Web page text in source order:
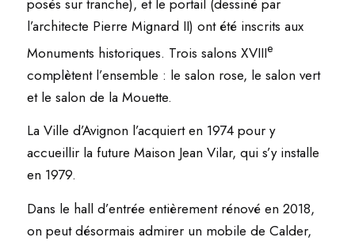
posés sur tranche), et le portail (dessiné par
l’architecte Pierre Mignard II) ont été inscrits aux
Monuments historiques. Trois salons XVIIIe
complètent l’ensemble : le salon rose, le salon vert
et le salon de la Mouette.
La Ville d’Avignon l’acquiert en 1974 pour y
accueillir la future Maison Jean Vilar, qui s’y installe
en 1979.
Dans le hall d’entrée entièrement rénové en 2018,
on peut désormais admirer un mobile de Calder,